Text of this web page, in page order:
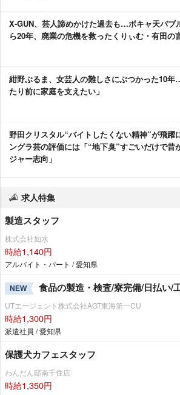
X-GUN、芸人諦めかけた過去も…ボキャ天バブ
ら20年、廃業の危機を救ったくりぃむ・有田の
紺野ぶるま、女芸人の難しさにぶつかった10年
たり前に家庭を支えたい」
野田クリスタル“バイトしたくない精神”が飛
ングラ芸の評価には「“地下臭”すごいだけで昔
ジャー志向」
求人特集
製造スタッフ
株式会社如水
時給1,140円
アルバイト・パート / 愛知県
NEW 食品の製造・検査/寮完備/日払い/
UTエージェント株式会社AGT東海第一CU
時給1,300円
派遣社員 / 愛知県
保護犬カフェスタッフ
わんだん邸南千住店
時給1,350円